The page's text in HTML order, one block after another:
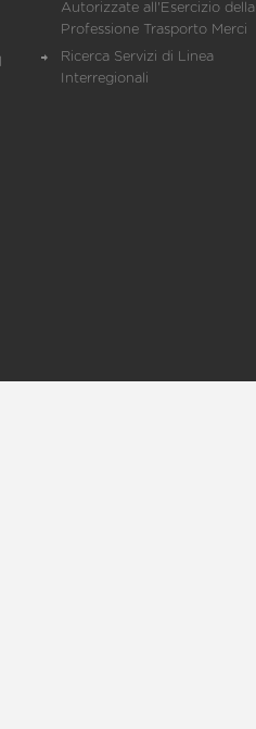
Autorizzate all'Esercizio della
Professione Trasporto Merci
Ricerca Servizi di Linea
Interregionali